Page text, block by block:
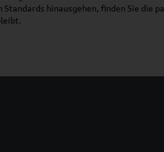
hinausgehen, finden Sie die